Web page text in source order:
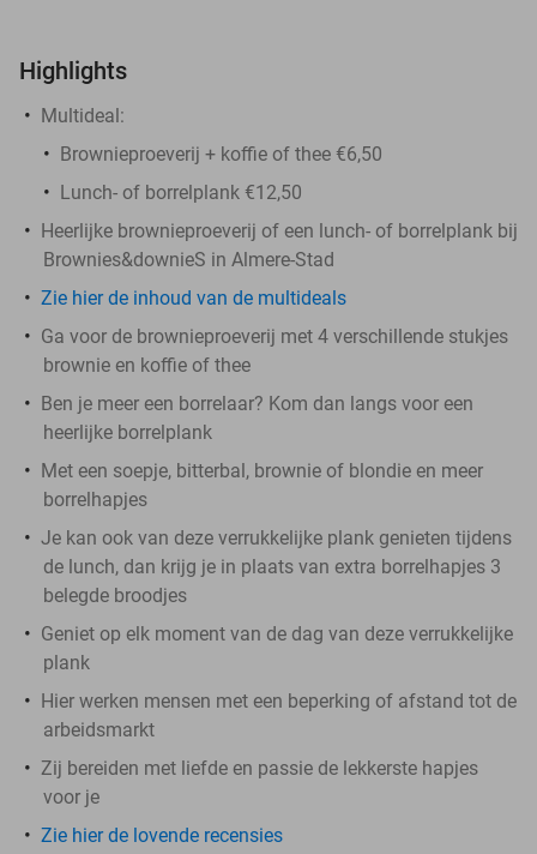
Highlights
Multideal:
Brownieproeverij + koffie of thee €6,50
Lunch- of borrelplank €12,50
Heerlijke brownieproeverij of een lunch- of borrelplank bij
Brownies&downieS in Almere-Stad
Zie hier de inhoud van de multideals
Ga voor de brownieproeverij met 4 verschillende stukjes
brownie en koffie of thee
Ben je meer een borrelaar? Kom dan langs voor een
heerlijke borrelplank
Met een soepje, bitterbal, brownie of blondie en meer
borrelhapjes
Je kan ook van deze verrukkelijke plank genieten tijdens
de lunch, dan krijg je in plaats van extra borrelhapjes 3
belegde broodjes
Geniet op elk moment van de dag van deze verrukkelijke
plank
Hier werken mensen met een beperking of afstand tot de
arbeidsmarkt
Zij bereiden met liefde en passie de lekkerste hapjes
voor je
Zie hier de lovende recensies